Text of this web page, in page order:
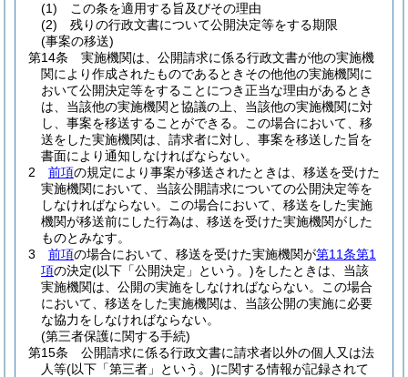
(1)
この条を適用する旨及びその理由
(2)
残りの行政文書について公開決定等をする期限
(事案の移送)
第14条
実施機関は、公開請求に係る行政文書が他の実施機
関により作成されたものであるときその他他の実施機関に
おいて公開決定等をすることにつき正当な理由があるとき
は、当該他の実施機関と協議の上、当該他の実施機関に対
し、事案を移送することができる。
この場合において、移
送をした実施機関は、請求者に対し、事案を移送した旨を
書面により通知しなければならない。
2
前項の規定により事案が移送されたときは、移送を受けた
実施機関において、当該公開請求についての公開決定等を
しなければならない。
この場合において、移送をした実施
機関が移送前にした行為は、移送を受けた実施機関がした
ものとみなす。
3
前項の場合において、移送を受けた実施機関が第11条第1
項の決定(以下「公開決定」という。)をしたときは、当該
実施機関は、公開の実施をしなければならない。
この場合
において、移送をした実施機関は、当該公開の実施に必要
な協力をしなければならない。
(第三者保護に関する手続)
第15条
公開請求に係る行政文書に請求者以外の個人又は法
人等(以下「第三者」という。)に関する情報が記録されて